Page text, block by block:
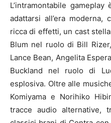
L’intramontabile
adattarsi all’era moderna,
ricca di effetti, un cast
Blum nel ruolo di Bill
Lance Bean, Angelita
Buckland nel ruolo di
esplosiva. Oltre alle
Komiyama e Norihiko
tracce audio alternative,